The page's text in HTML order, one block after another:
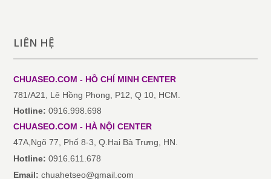
LIÊN HỆ
CHUASEO.COM - HỒ CHÍ MINHCENTER
781/A21, Lê Hồng Phong, P12, Q 10, HCM.
Hotline: 0916.998.698
CHUASEO.COM - HÀ NỘICENTER
47A,Ngõ 77, Phố 8-3, Q.Hai Bà Trưng, HN.
Hotline: 0916.611.678
Email:chuahetseo@gmail.com